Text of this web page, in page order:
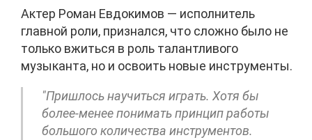
Актер Роман Евдокимов — исполнитель
главной роли, признался, что сложно было не
только вжиться в роль талантливого
музыканта, но и освоить новые инструменты.
"Пришлось научиться играть. Хотя бы
более-менее понимать принцип работы
большого количества инструментов.